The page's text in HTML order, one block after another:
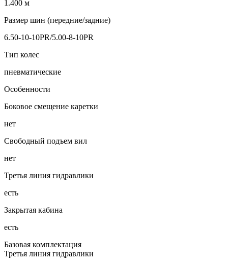
1.400 м
Размер шин (передние/задние)
6.50-10-10PR/5.00-8-10PR
Тип колес
пневматические
Особенности
Боковое смещение каретки
нет
Свободный подъем вил
нет
Третья линия гидравлики
есть
Закрытая кабина
есть
Базовая комплектация
Третья линия гидравлики